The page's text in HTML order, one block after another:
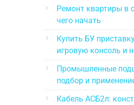
Ремонт квартиры в
чего начать
Купить БУ
игровую консоль и
Промышленные
подбор и
Кабель АСБ2л: